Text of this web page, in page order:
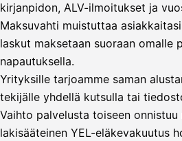
Ennen
Vahvista
kirjanpidon, ALV-ilmoitukset ja
Maksuvahti muistuttaa
laskut maksetaan suoraan
napautuksella.
Yrityksille tarjoamme saman
tekijälle yhdellä kutsulla tai
Vaihto palvelusta toiseen
lakisääteinen YEL-eläkevakuutus